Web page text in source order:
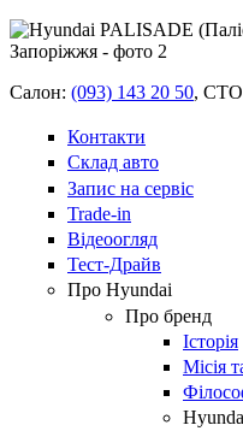
Салон: (093) 143 20 50,
Контакти
Склад авто
Запис на сервіс
Trade-in
Відеоогляд
Тест-Драйв
Про Hyundai
Про бренд
Історія
Місія